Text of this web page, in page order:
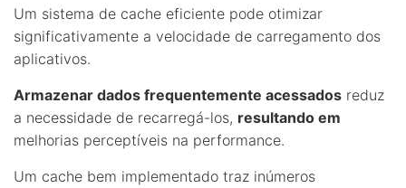
Um sistema de cache eficiente pode otimizar
significativamente a velocidade de carregamento dos
aplicativos.
Armazenar dados frequentemente acessados reduz
a necessidade de recarregá-los, resultando em
melhorias perceptíveis na performance.
Um cache bem implementado traz inúmeros